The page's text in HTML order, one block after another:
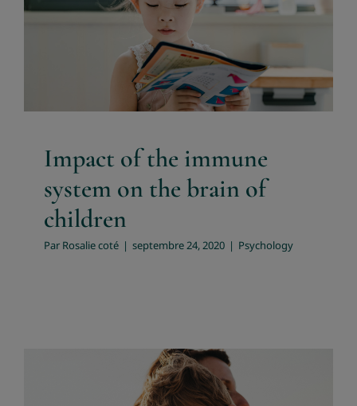
on the brain of children
Psychology
Impact of the immune
system on the brain of
children
Par Rosalie coté | septembre 24, 2020 | Psychology